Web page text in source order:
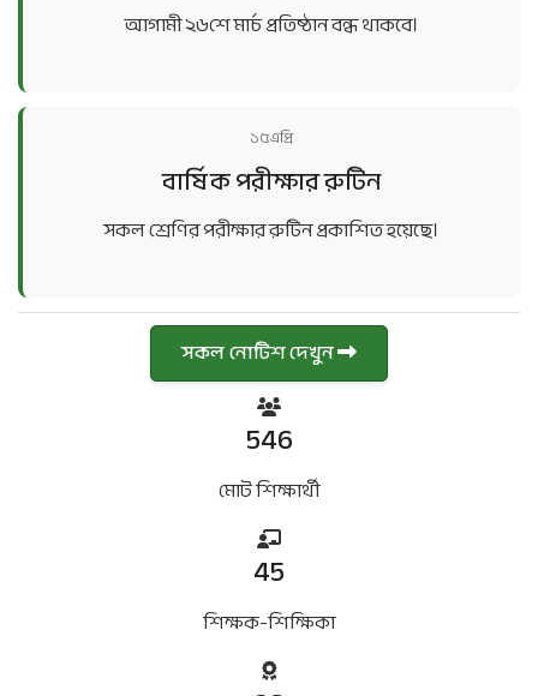
আগামী ২৬শে মার্চ প্রতিষ্ঠান বন্ধ থাকবে।
১৫এপ্রি
বার্ষিক পরীক্ষার রুটিন
সকল শ্রেণির পরীক্ষার রুটিন প্রকাশিত হয়েছে।
সকল নোটিশ দেখুন
610
মোট শিক্ষার্থী
45
শিক্ষক-শিক্ষিকা